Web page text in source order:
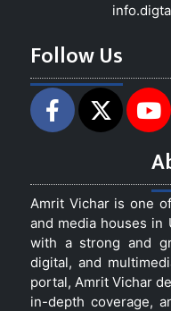
Follow Us
Amrit Vichar is one
and media houses in
with a strong and
digital, and
portal, Amrit Vichar
in-depth coverage,